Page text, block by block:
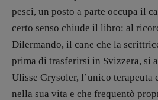
pesci, un posto a parte occupa il
certo senso chiude il libro: al
Dilermando, il cane che la
prima di trasferirsi in Svizzera, si
Ulisse Grysoler, l’unico terapeuta
nella sua vita e che frequentò